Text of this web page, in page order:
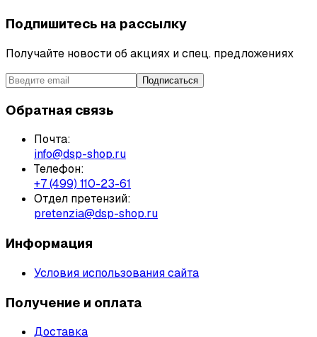
Подпишитесь на рассылку
Получайте новости об акциях и спец. предложениях
Подписаться
Обратная связь
Почта:
info@dsp-shop.ru
Телефон:
+7 (499) 110-23-61
Отдел претензий:
pretenzia@dsp-shop.ru
Информация
Условия использования сайта
Получение и оплата
Доставка